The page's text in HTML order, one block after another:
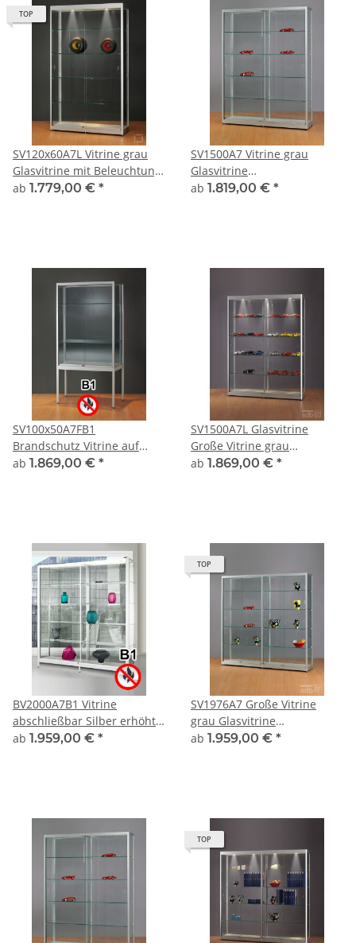
TOP
SV120x60A7L Vitrine grau
Glasvitrine mit Beleuchtung
Ausstellungsvitrine
ab 1.779,00 € *
SV1500A7 Vitrine grau
Glasvitrine
Ausstellungsvitrine
ab 1.819,00 € *
SV100x50A7FB1
Brandschutz Vitrine auf
Beinen abschließbar Glas
ab 1.869,00 € *
SV1500A7L Glasvitrine
Große Vitrine grau
Ausstellungsvitrine
ab 1.869,00 € *
BV2000A7B1 Vitrine
abschließbar Silber erhöht
auf kurzen Beinen
ab 1.959,00 € *
TOP
SV1976A7 Große Vitrine
grau Glasvitrine
Ausstellungsvitrine
ab 1.959,00 € *
TOP